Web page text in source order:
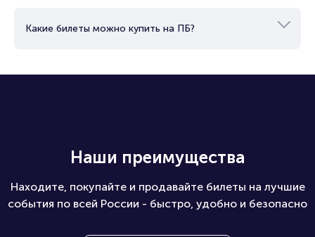
Какие билеты можно купить на ПБ?
Наши преимущества
Находите, покупайте и продавайте билеты на лучшие
события по всей России - быстро, удобно и безопасно